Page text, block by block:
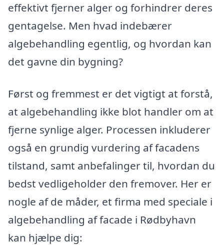
effektivt fjerner alger og forhindrer deres
gentagelse. Men hvad indebærer
algebehandling egentlig, og hvordan kan
det gavne din bygning?
Først og fremmest er det vigtigt at forstå,
at algebehandling ikke blot handler om at
fjerne synlige alger. Processen inkluderer
også en grundig vurdering af facadens
tilstand, samt anbefalinger til, hvordan du
bedst vedligeholder den fremover. Her er
nogle af de måder, et firma med speciale i
algebehandling af facade i Rødbyhavn
kan hjælpe dig: